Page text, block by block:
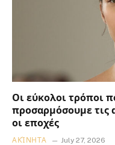
Οι εύκολοι τρόποι
προσαρμόσουμε τις
οι εποχές
ΑΚΊΝΗΤΑ July 27, 2026